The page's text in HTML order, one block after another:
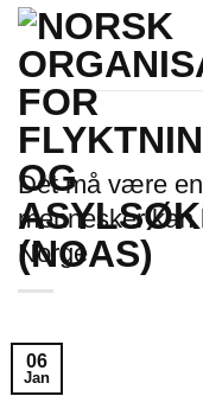
Skip
content
Det må være
mennesker kan
Norge
06
Jan